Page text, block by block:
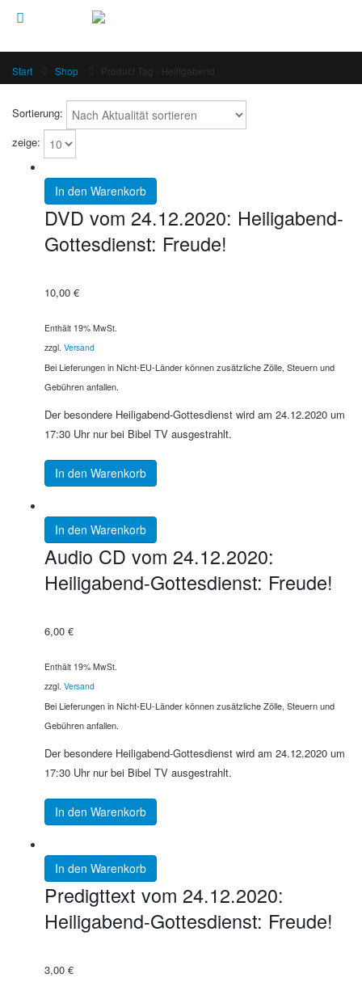
Start Shop Product Tag - Heiligabend
Sortierung:
zeige:
In den Warenkorb
DVD vom 24.12.2020: Heiligabend-
Gottesdienst: Freude!
10,00 €
Enthält 19% MwSt.
zzgl. Versand
Bei Lieferungen in Nicht-EU-Länder können zusätzliche Zölle, Steuern und
Gebühren anfallen.
Der besondere Heiligabend-Gottesdienst wird am 24.12.2020 um
17:30 Uhr nur bei Bibel TV ausgestrahlt.
In den Warenkorb
In den Warenkorb
Audio CD vom 24.12.2020:
Heiligabend-Gottesdienst: Freude!
6,00 €
Enthält 19% MwSt.
zzgl. Versand
Bei Lieferungen in Nicht-EU-Länder können zusätzliche Zölle, Steuern und
Gebühren anfallen.
Der besondere Heiligabend-Gottesdienst wird am 24.12.2020 um
17:30 Uhr nur bei Bibel TV ausgestrahlt.
In den Warenkorb
In den Warenkorb
Predigttext vom 24.12.2020:
Heiligabend-Gottesdienst: Freude!
3,00 €